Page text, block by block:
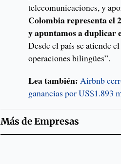
telecomunicaciones, y
Colombia representa el
y apuntamos a duplicar
Desde el país se atiende
operaciones bilingües”.
Lea también: Airbnb
ganancias por US$1.893
Más deEmpresas